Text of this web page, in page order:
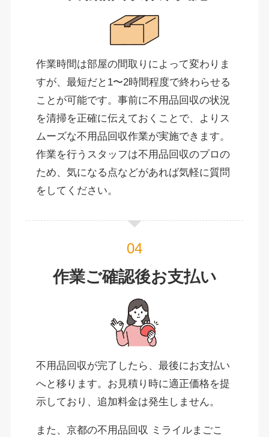
作業時間は部屋の間取りによって変わりま
すが、最短だと1〜2時間程度で終わらせる
ことが可能です。事前に不用品回収の状況
を清掃を正確に伝えておくことで、よりス
ムーズな不用品回収作業が実施できます。
作業を行うスタッフは不用品回収のプロの
ため、気になる点などがあれば気軽に質問
をしてください。
作業ご確認後お支払い
不用品回収が完了したら、最後にお支払い
へと移ります。お見積り時に適正価格を提
示しており、追加料金は発生しません。
また、京都の不用品回収 ミライルまごこ